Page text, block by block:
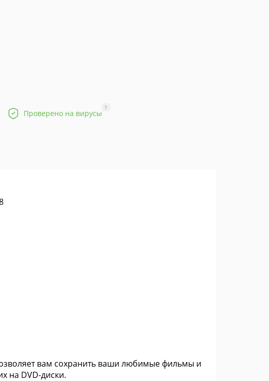
Проверено на вирусы
?
вам сохранить ваши любимые фильмы и
на DVD-диски.